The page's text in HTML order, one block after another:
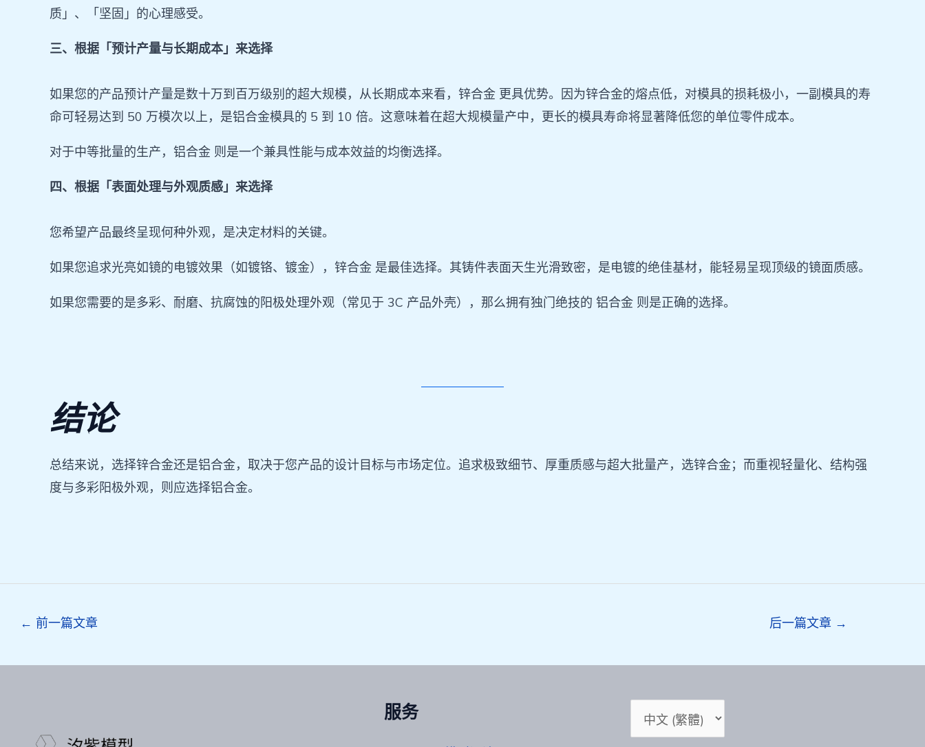
质」、「坚固」的心理感受。
三、根据「预计产量与长期成本」来选择
如果您的产品预计产量是数十万到百万级别的超大规模，从长期成本来看，锌合金 更具优势。因为锌合金的熔点低，对模具的损耗极小，一副模具的寿
命可轻易达到 50 万模次以上，是铝合金模具的 5 到 10 倍。这意味着在超大规模量产中，更长的模具寿命将显著降低您的单位零件成本。
对于中等批量的生产，铝合金 则是一个兼具性能与成本效益的均衡选择。
四、根据「表面处理与外观质感」来选择
您希望产品最终呈现何种外观，是决定材料的关键。
如果您追求光亮如镜的电镀效果（如镀铬、镀金），锌合金 是最佳选择。其铸件表面天生光滑致密，是电镀的绝佳基材，能轻易呈现顶级的镜面质感。
如果您需要的是多彩、耐磨、抗腐蚀的阳极处理外观（常见于 3C 产品外壳），那么拥有独门绝技的 铝合金 则是正确的选择。
结论
总结来说，选择锌合金还是铝合金，取决于您产品的设计目标与市场定位。追求极致细节、厚重质感与超大批量产，选锌合金；而重视轻量化、结构强
度与多彩阳极外观，则应选择铝合金。
← 前一篇文章 后一篇文章 →
服务